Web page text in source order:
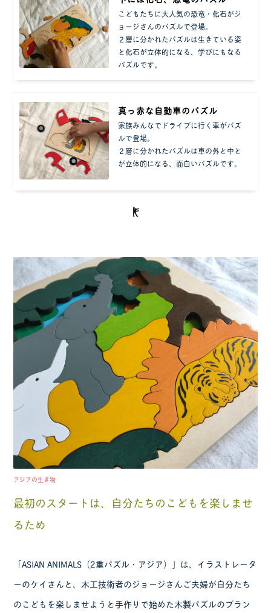
こどもたちに大人気の恐竜・化石がジ
ョージさんのパズルで登場。
２層に分かれたパズルは生きている姿
と化石が立体的になる、学びにもなる
パズルです。
真っ赤な自動車のパズル
家族みんなでドライブに行く車がパズ
ルで登場。
２層に分かれたパズルは車の外と中と
が立体的になる、面白いパズルです。
アジアの生き物
最初のスタートは、自分たちのこどもを楽しませ
るため
「ASIAN ANIMALS（2重パズル・アジア）」は、イラストレータ
ーのケイさんと、木工技術者のジョージさんご夫婦が自分たち
のこどもを楽しませようと手作りで始めた木製パズルのブラン